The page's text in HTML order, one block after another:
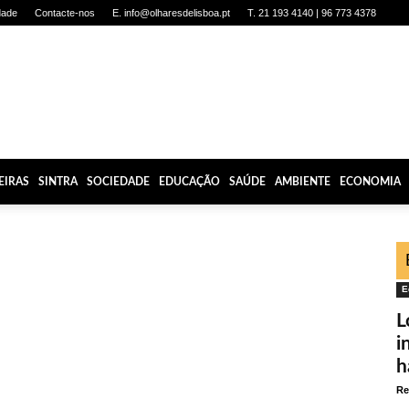
Contacte-nos E. info@olharesdelisboa.pt T. 21 193 4140 | 96 773 4378
SINTRA SOCIEDADE EDUCAÇÃO SAÚDE AMBIENTE ECONOMIA